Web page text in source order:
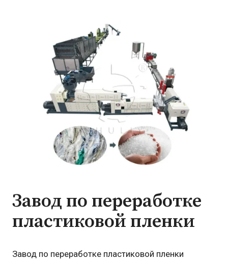
Завод по переработке
пластиковой пленки
Завод по переработке пластиковой пленки